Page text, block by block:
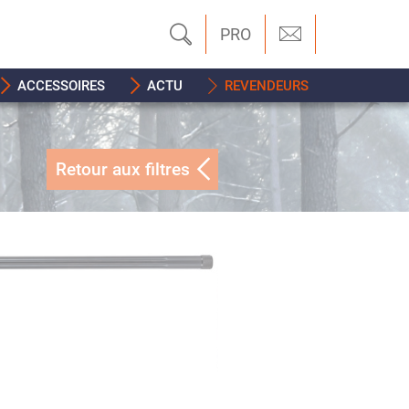
PRO
ACCESSOIRES ACTU REVENDEURS
Retour aux filtres